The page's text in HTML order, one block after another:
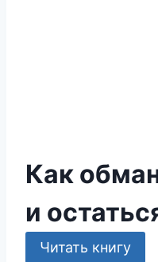
Как
и
Читать книгу